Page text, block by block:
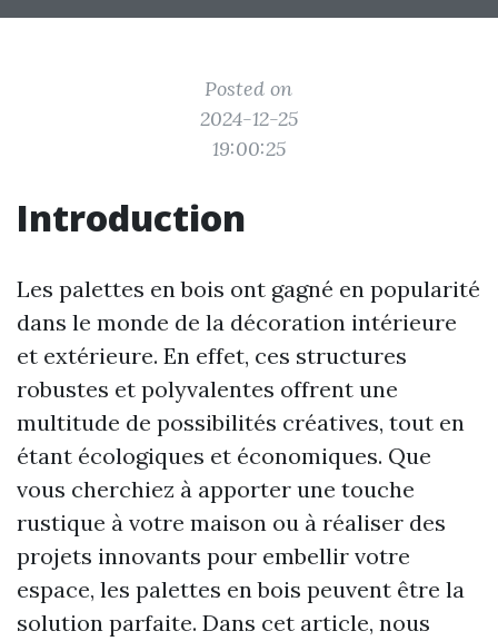
Posted on
2024-12-25
19:00:25
Introduction
Les palettes en bois ont gagné en popularité
dans le monde de la décoration intérieure
et extérieure. En effet, ces structures
robustes et polyvalentes offrent une
multitude de possibilités créatives, tout en
étant écologiques et économiques. Que
vous cherchiez à apporter une touche
rustique à votre maison ou à réaliser des
projets innovants pour embellir votre
espace, les palettes en bois peuvent être la
solution parfaite. Dans cet article, nous